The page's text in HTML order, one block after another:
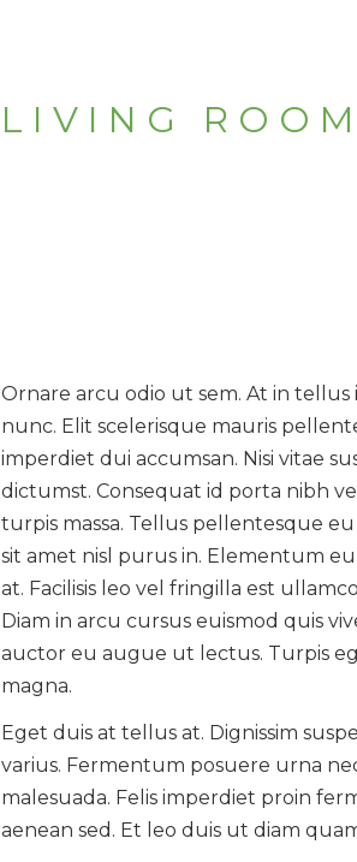
LIVING ROOM
Ornare arcu odio ut sem. At in
nunc. Elit scelerisque mauris
imperdiet dui accumsan. Nisi vitae
dictumst. Consequat id porta nibh
turpis massa. Tellus pellentesque
sit amet nisl purus in. Elementum eu
at. Facilisis leo vel fringilla est
Diam in arcu cursus euismod quis
auctor eu augue ut lectus. Turpis
magna.
Eget duis at tellus at. Dignissim
varius. Fermentum posuere urna
malesuada. Felis imperdiet proin
aenean sed. Et leo duis ut diam